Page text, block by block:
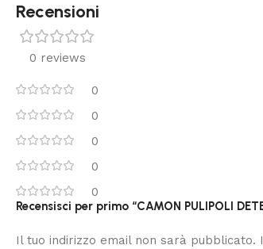
Recensioni
0 reviews
0
0
0
0
0
Recensisci per primo “CAMON PULIPOLI
Il tuo indirizzo email non sarà pubblicato.